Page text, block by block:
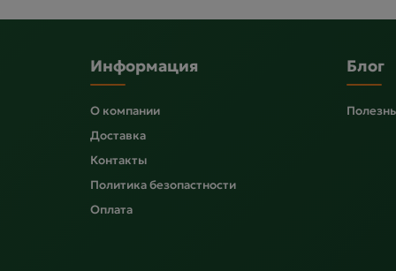
Информация
О компании
Доставка
Контакты
Политика безопастности
Оплата
Блог